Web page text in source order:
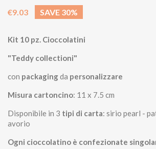
€9.03
SAVE 30%
Kit 10 pz. Cioccolatini
"Teddy collectioni"
con packagingda personalizzare
Misura cartoncino: 11 x 7.5 cm
Disponibile in 3 tipi di carta: sirio pearl -
avorio
Ogni cioccolatino è confezionate